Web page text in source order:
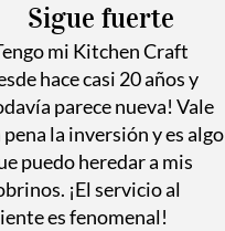
Sigue fuerte
mi Kitchen Craft
hace casi 20 años y
parece nueva! Vale
pena la inversión y es algo
puedo heredar a mis
¡El servicio al
es fenomenal!